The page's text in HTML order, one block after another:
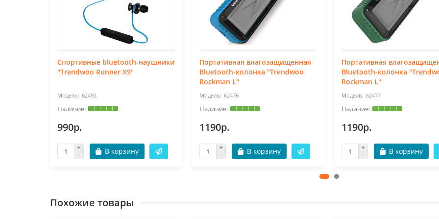
Спортивные bluetooth-наушники
"Trendwoo Runner X9"
62492
990р.
В корзину
Портативная влагозащищенная
Bluetooth-колонка "Trendwoo
Rockman L"
62476
1190р.
В корзину
Портативная
Bluetooth-колонка
Rockman L"
62477
1190р.
В корзину
Похожие товары